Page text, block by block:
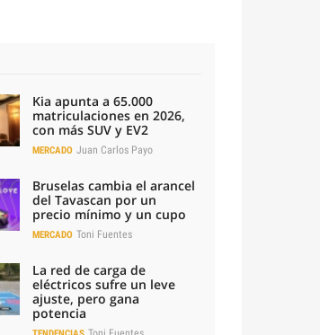
Kia apunta a 65.000
matriculaciones en 2026,
con más SUV y EV2
MERCADO Juan Carlos Payo
Bruselas cambia el arancel
del Tavascan por un
precio mínimo y un cupo
MERCADO Toni Fuentes
La red de carga de
eléctricos sufre un leve
ajuste, pero gana
potencia